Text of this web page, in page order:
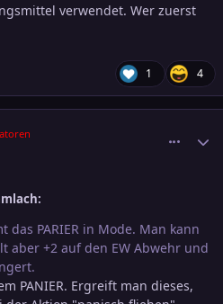
verwendet. Wer zuerst
1 4
PARIER in Mode. Man kann
aber +2 auf den EW Abwehr und
PANIER. Ergreift man dieses,